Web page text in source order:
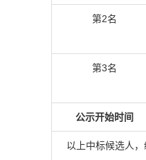
第2名
第3名
公示开始时间
以上中标候选人，